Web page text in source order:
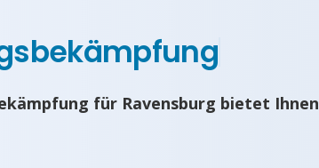
für Ravensburg bietet Ihnen